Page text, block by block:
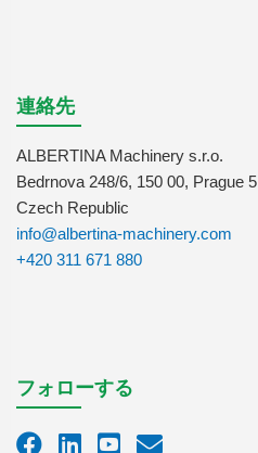
連絡先
ALBERTINA Machinery s.r.o.
Bedrnova 248/6, 150 00, Prague 5
Czech Republic
info@albertina-machinery.com
+420 311 671 880
フォローする